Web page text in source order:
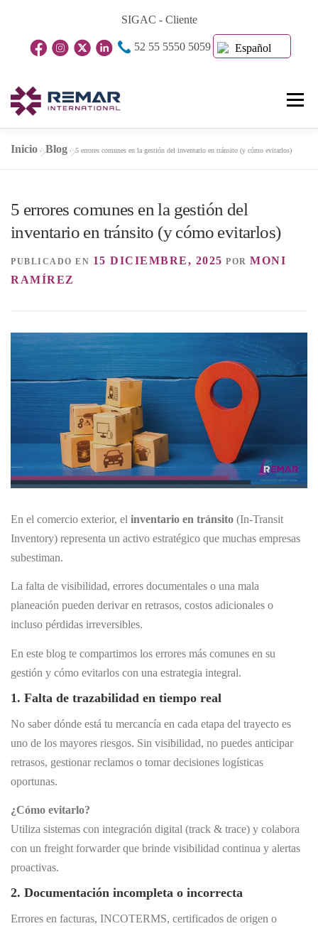
contenido
SIGAC - Cliente
52 55 5550 5059 Español
Menú
Inicio Nosotros Unidades De Negocio
Blog Contacto
Inicio »Blog »5 errores comunes en la gestión del inventario en tránsito (y cómo evitarlos)
5 errores comunes en la gestión del
inventario en tránsito (y cómo evitarlos)
PUBLICADO EN 15 DICIEMBRE, 2025 POR MONI
RAMÍREZ
En el comercio exterior, el inventario en tránsito (In-Transit
Inventory) representa un activo estratégico que muchas empresas
subestiman.
La falta de visibilidad, errores documentales o una mala
planeación pueden derivar en retrasos, costos adicionales o
incluso pérdidas irreversibles.
En este blog te compartimos los errores más comunes en su
gestión y cómo evitarlos con una estrategia integral.
1. Falta de trazabilidad en tiempo real
No saber dónde está tu mercancía en cada etapa del trayecto es
uno de los mayores riesgos. Sin visibilidad, no puedes anticipar
retrasos, gestionar reclamos o tomar decisiones logísticas
oportunas.
¿Cómo evitarlo?
Utiliza sistemas con integración digital (track & trace) y colabora
con un freight forwarder que brinde visibilidad continua y alertas
proactivas.
2. Documentación incompleta o incorrecta
Errores en facturas, INCOTERMS, certificados de origen o